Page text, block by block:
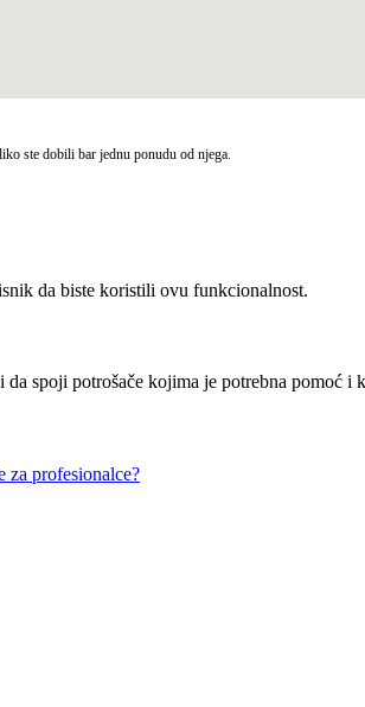
ste dobili bar jednu ponudu od njega.
da biste koristili ovu funkcionalnost.
da spoji potrošače kojima je potrebna pomoć
za profesionalce?